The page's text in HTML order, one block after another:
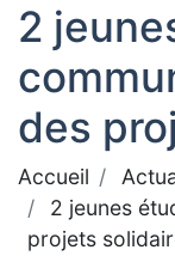
2
des
Accueil
2 jeunes
projets